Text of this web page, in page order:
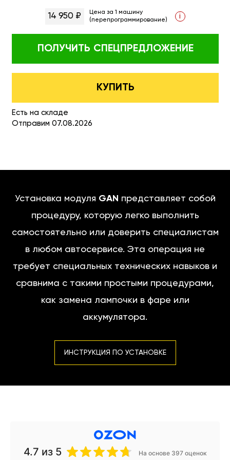
14 950 ₽
Цена за 1 машину
(перепрограммирование)
i
ПОЛУЧИТЬ СПЕЦПРЕДЛОЖЕНИЕ
КУПИТЬ
Есть на складе
Отправим 07.08.2026
Установка модуля GAN представляет собой
процедуру, которую легко выполнить
самостоятельно или доверить специалистам
в любом автосервисе. Эта операция не
требует специальных технических навыков и
сравнима с такими простыми процедурами,
как замена лампочки в фаре или
аккумулятора.
ИНСТРУКЦИЯ ПО УСТАНОВКЕ
4.7 из 5 На основе 397 оценок